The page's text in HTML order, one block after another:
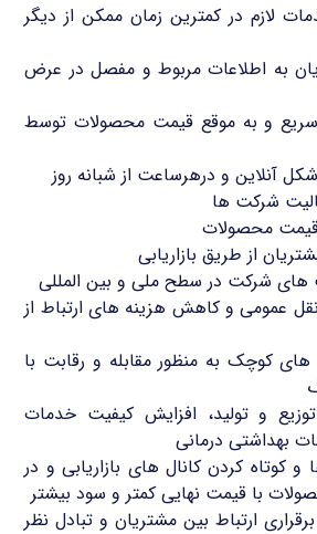
لازم در کمترین زمان ممکن از دیگر
به اطلاعات مربوط و مفصل در عرض
سریع و به موقع قیمت محصولات توسط
آنلاین و درهرساعت از شبانه روز
شرکت ها
محصولات
از طریق بازاریابی
شرکت در سطح ملی و بین المللی
عمومی و کاهش هزینه های ارتباط از
کوچک به منظور مقابله و رقابت با
و تولید، افزایش کیفیت خدمات
بهداشتی درمانی
کردن کانال های بازاریابی و در
با قیمت نهایی کمتر و سود بیشتر
ارتباط بین مشتریان و تبادل نظر